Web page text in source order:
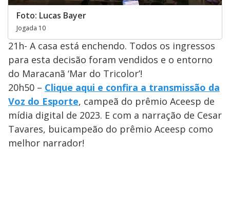
Foto: Lucas Bayer
Jogada 10
21h- A casa está enchendo. Todos os ingressos
para esta decisão foram vendidos e o entorno
do Maracanã ‘Mar do Tricolor’!
20h50 – Clique aqui e confira a transmissão da
Voz do Esporte, campeã do prêmio Aceesp de
mídia digital de 2023. E com a narração de Cesar
Tavares, buicampeão do prêmio Aceesp como
melhor narrador!